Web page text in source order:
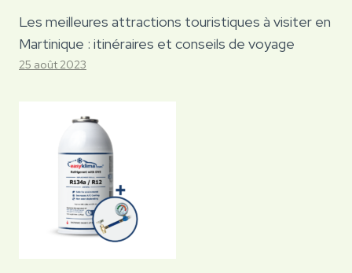
Les meilleures attractions touristiques à visiter en
Martinique : itinéraires et conseils de voyage
25 août 2023